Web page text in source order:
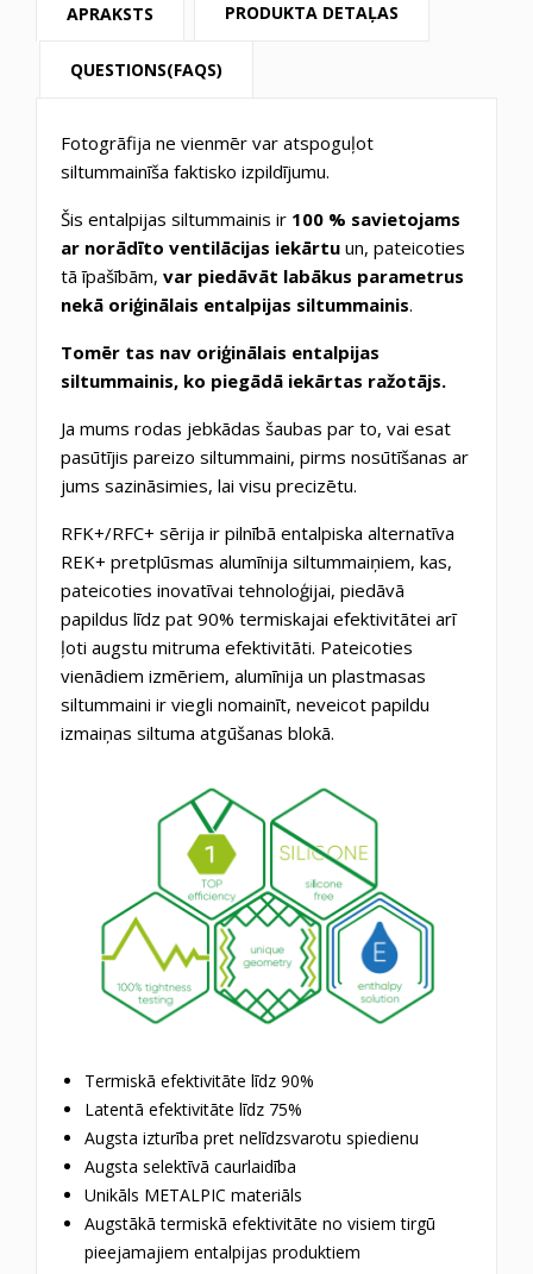
APRAKSTS PRODUKTA DETAĻAS
QUESTIONS(FAQS)
Fotogrāfija ne vienmēr var atspoguļot
siltummainīša faktisko izpildījumu.
Šis entalpijas siltummainis ir 100 % savietojams
ar norādīto ventilācijas iekārtu un, pateicoties
tā īpašībām, var piedāvāt labākus parametrus
nekā oriģinālais entalpijas siltummainis.
Tomēr tas nav oriģinālais entalpijas
siltummainis, ko piegādā iekārtas ražotājs.
Ja mums rodas jebkādas šaubas par to, vai esat
pasūtījis pareizo siltummaini, pirms nosūtīšanas ar
jums sazināsimies, lai visu precizētu.
RFK+/RFC+ sērija ir pilnībā entalpiska alternatīva
REK+ pretplūsmas alumīnija siltummaiņiem, kas,
pateicoties inovatīvai tehnoloģijai, piedāvā
papildus līdz pat 90% termiskajai efektivitātei arī
ļoti augstu mitruma efektivitāti. Pateicoties
vienādiem izmēriem, alumīnija un plastmasas
siltummaini ir viegli nomainīt, neveicot papildu
izmaiņas siltuma atgūšanas blokā.
Termiskā efektivitāte līdz 90%
Latentā efektivitāte līdz 75%
Augsta izturība pret nelīdzsvarotu spiedienu
Augsta selektīvā caurlaidība
Unikāls METALPIC materiāls
Augstākā termiskā efektivitāte no visiem tirgū
pieejamajiem entalpijas produktiem